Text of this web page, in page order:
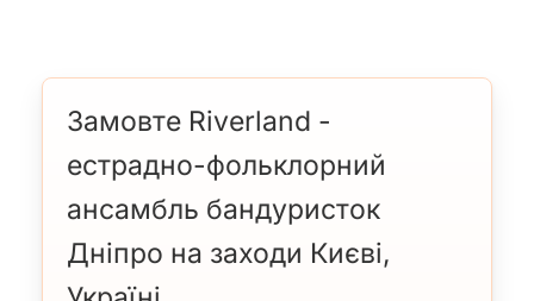
Замовте Riverland -
естрадно-фольклорний
ансамбль бандуристок
Дніпро на заходи Києві,